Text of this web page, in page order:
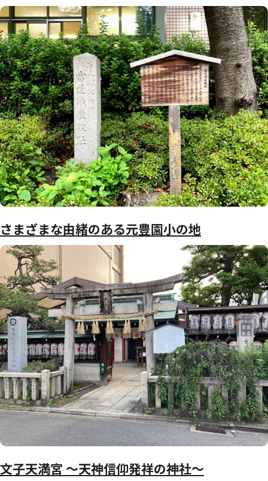
さまざまな由緒のある元豊園小の地
文子天満宮 ～天神信仰発祥の神社～